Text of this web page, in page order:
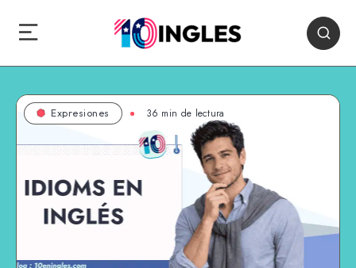
Expresiones 36 min de lectura